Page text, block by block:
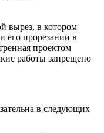
вырез, в котором
его прорезании в
проектом
работы запрещено
в следующих